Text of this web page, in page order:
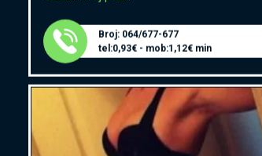
tel:0,93€ - mob:1,12€ min